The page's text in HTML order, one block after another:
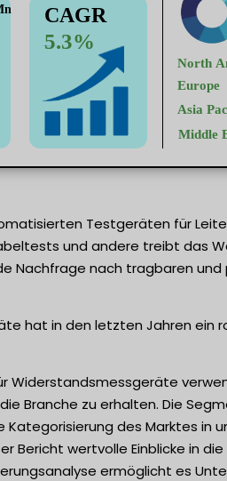
Testgeräten für
und andere treibt das
Nachfrage nach tragbaren
hat in den letzten Jahren ein
Widerstandsmessgeräte
Branche zu erhalten. Die
Kategorisierung des Marktes in
Bericht wertvolle Einblicke in
ermöglicht es